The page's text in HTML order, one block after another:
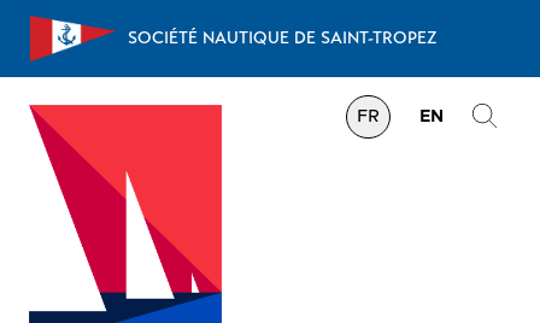
Aller au contenu
SOCIÉTÉ NAUTIQUE DE SAINT-TROPEZ
FR EN